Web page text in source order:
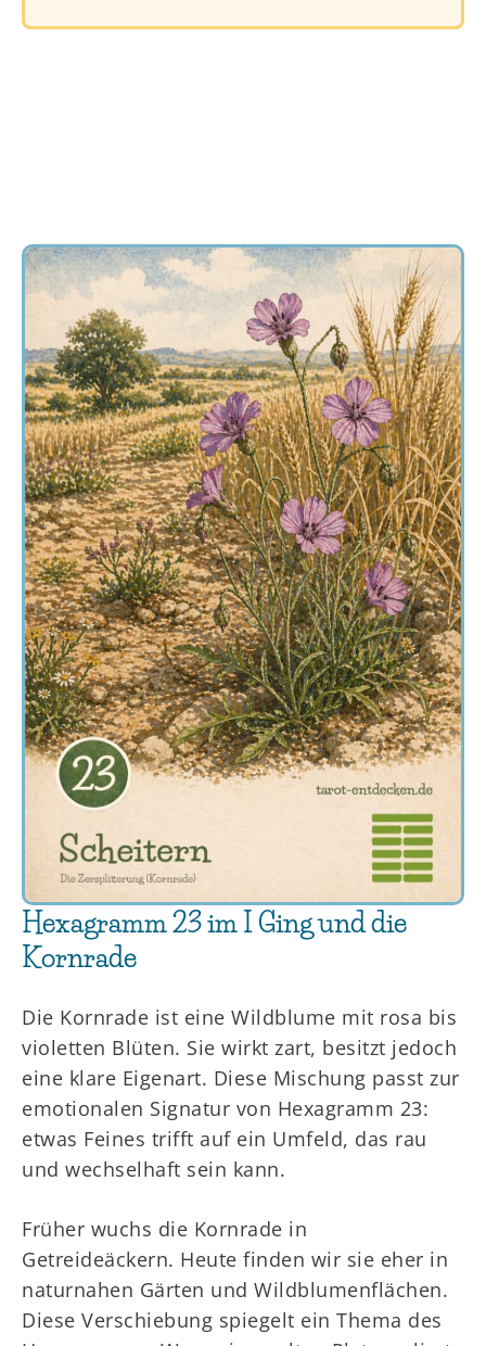
Hexagramm 23 im I Ging und die
Kornrade
Die Kornrade ist eine Wildblume mit rosa bis
violetten Blüten. Sie wirkt zart, besitzt jedoch
eine klare Eigenart. Diese Mischung passt zur
emotionalen Signatur von Hexagramm 23:
etwas Feines trifft auf ein Umfeld, das rau
und wechselhaft sein kann.
Früher wuchs die Kornrade in
Getreideäckern. Heute finden wir sie eher in
naturnahen Gärten und Wildblumenflächen.
Diese Verschiebung spiegelt ein Thema des